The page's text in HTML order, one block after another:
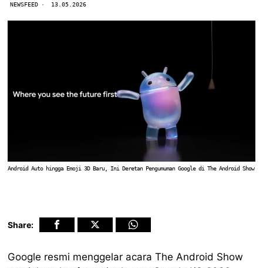
NEWSFEED 13.05.2026
Android Auto hingga Emoji 3D Baru, Ini Deretan Pengumuman Google di The Android Show
Share:
Google resmi menggelar acara The Android Show